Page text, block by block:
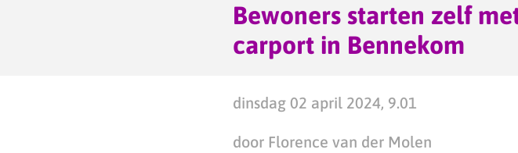
Bewoners starten zelf
carport in Bennekom
dinsdag 02 april 2024, 9.01
door Florence van der Molen